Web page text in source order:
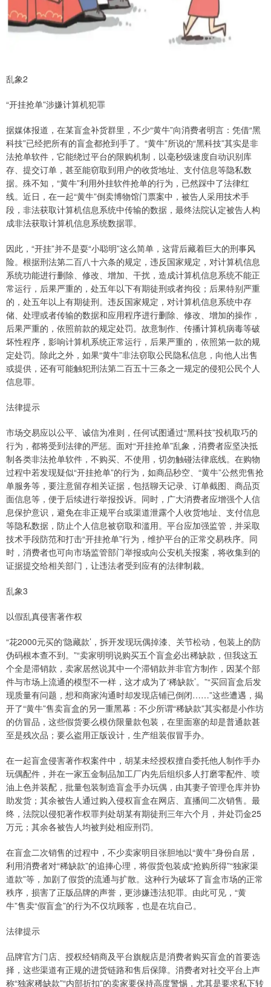
乱象2
“开挂抢单”涉嫌计算机犯罪
据媒体报道，在某盲盒补货群里，不少“黄牛”向消费者明言：凭借“黑
科技”已经把所有的盲盒都抢到手了。“黄牛”所说的“黑科技”其实是非
法抢单软件，它能绕过平台的限购机制，以毫秒级速度自动识别库
存、提交订单，甚至能窃取到用户的收货地址、支付信息等隐私数
据。殊不知，“黄牛”利用外挂软件抢单的行为，已然踩中了法律红
线。近日，在一起“黄牛”倒卖博物馆门票案中，被告人采用技术手
段，非法获取计算机信息系统中传输的数据，最终法院认定被告人构
成非法获取计算机信息系统数据罪。
因此，“开挂”并不是耍“小聪明”这么简单，这背后藏着巨大的刑事风
险。根据刑法第二百八十六条的规定，违反国家规定，对计算机信息
系统功能进行删除、修改、增加、干扰，造成计算机信息系统不能正
常运行，后果严重的，处五年以下有期徒刑或者拘役；后果特别严重
的，处五年以上有期徒刑。违反国家规定，对计算机信息系统中存
储、处理或者传输的数据和应用程序进行删除、修改、增加的操作，
后果严重的，依照前款的规定处罚。故意制作、传播计算机病毒等破
坏性程序，影响计算机系统正常运行，后果严重的，依照第一款的规
定处罚。除此之外，如果“黄牛”非法窃取公民隐私信息，向他人出售
或提供，还有可能触犯刑法第二百五十三条之一规定的侵犯公民个人
信息罪。
法律提示
市场交易应以公平、诚信为准则，任何试图通过“黑科技”投机取巧的
行为，都将受到法律的严惩。面对“开挂抢单”乱象，消费者应坚决抵
制各类非法抢单软件，不购买、不使用，切勿触碰法律底线。在购物
过程中若发现疑似“开挂抢单”的行为，如商品秒空、“黄牛”公然兜售抢
单服务等，要注意留存相关证据，包括聊天记录、订单截图、商品页
面信息等，便于后续进行举报投诉。同时，广大消费者应增强个人信
息保护意识，避免在非正规平台或渠道泄露个人收货地址、支付信息
等隐私数据，防止个人信息被窃取和滥用。平台应加强监管，并采取
技术手段防范和打击“开挂抢单”行为，维护平台的正常交易秩序。同
时，消费者也可向市场监管部门举报或向公安机关报案，将收集到的
证据提交给相关部门，让违法者受到应有的法律制裁。
乱象3
以假乱真侵害著作权
“花2000元买的‘隐藏款’，拆开发现玩偶掉漆、关节松动，包装上的防
伪码根本查不到。”“卖家明明说购买五个盲盒必出稀缺款，但我这五
个全是滞销款，卖家居然说其中一个滞销款并非官方制作，因某个部
件与市场上流通的模型不一样，这才成为了‘稀缺款’。”“买回盲盒后发
现质量有问题，想和商家沟通时却发现店铺已倒闭……”这些遭遇，揭
开了“黄牛”售卖盲盒的另一重黑幕：不少所谓“稀缺款”其实都是小作坊
的仿冒品，这些假货要么模仿限量款包装，在里面塞的却是普通款甚
至是残次品；要么盗用正版设计，生产组装假冒手办。
在一起盲盒侵害著作权案件中，胡某未经授权擅自委托他人制作手办
玩偶配件，并在一家五金制品加工厂内先后组织多人打磨零配件、喷
油上色并装配，批量包装制造盲盒手办玩偶，由其妻子管理仓库并协
助发货；其余被告人通过购入侵权盲盒在网店、直播间二次销售。最
终，法院以侵犯著作权罪判处胡某有期徒刑三年六个月，并处罚金25
万元；其余各被告人均被判处相应刑罚。
在盲盒二次销售的过程中，不少卖家明目张胆地以“黄牛”身份自居，
利用消费者对“稀缺款”的追捧心理，将假货包装成“抢购所得”“独家渠
道款”等，加剧了假货的流通与扩散。这种行为破坏了盲盒市场的正常
秩序，损害了正版品牌的声誉，更涉嫌违法犯罪。由此可见，“黄
牛”售卖“假盲盒”的行为不仅坑顾客，也是在坑自己。
法律提示
品牌官方门店、授权经销商及平台旗舰店是消费者购买盲盒的首要选
择，这些渠道有正规的进货链路和售后保障。消费者对社交平台上声
称“独家稀缺款”“内部折扣”的卖家要保持高度警惕，尤其是要求私下转